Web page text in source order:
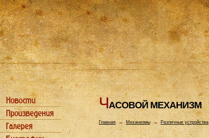
ЧАСОВОЙ МЕХАHИЗМ
Главная→ Механизмы → Различные устройства